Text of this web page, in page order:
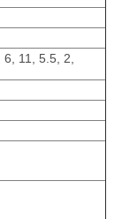
11, 5.5, 2,